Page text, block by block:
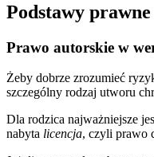
Podstawy
Prawo autorskie w
Żeby dobrze zrozumieć
szczególny rodzaj utworu
Dla rodzica najważniejsze
nabyta licencja, czyli prawo